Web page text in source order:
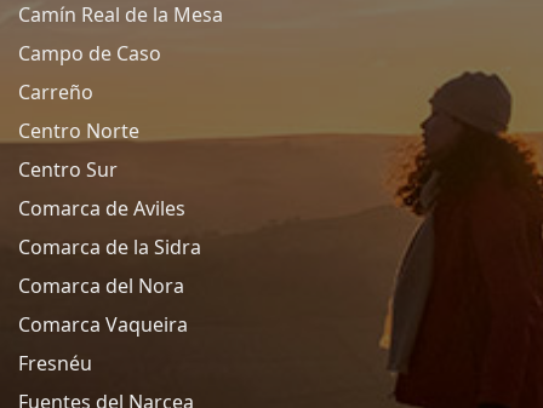
Camín Real de la Mesa
Campo de Caso
Carreño
Centro Norte
Centro Sur
Comarca de Aviles
Comarca de la Sidra
Comarca del Nora
Comarca Vaqueira
Fresnéu
Fuentes del Narcea